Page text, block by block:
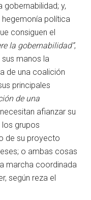
gobernabilidad; y,
política
consiguen el
la gobernabilidad”,
manos la
de una coalición
principales
de una
afianzar su
grupos
de su proyecto
o ambas cosas
marcha coordinada
según reza el